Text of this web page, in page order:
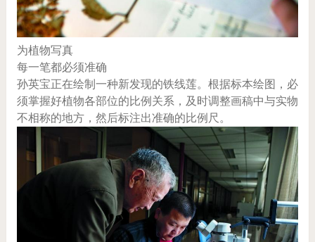
为植物写真
每一笔都必须准确
孙英宝正在绘制一种新发现的铁线莲。根据标本绘图，必
须掌握好植物各部位的比例关系，及时调整画稿中与实物
不相称的地方，然后标注出准确的比例尺。